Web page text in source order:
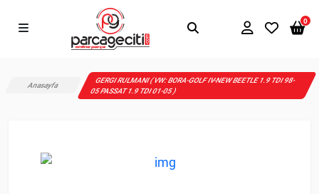
0
Anasayfa
GERGI RULMANI ( VW: BORA-GOLF IV-NEW BEETLE 1.9 TDI 98-
05 PASSAT 1.9 TDI 01-05 )